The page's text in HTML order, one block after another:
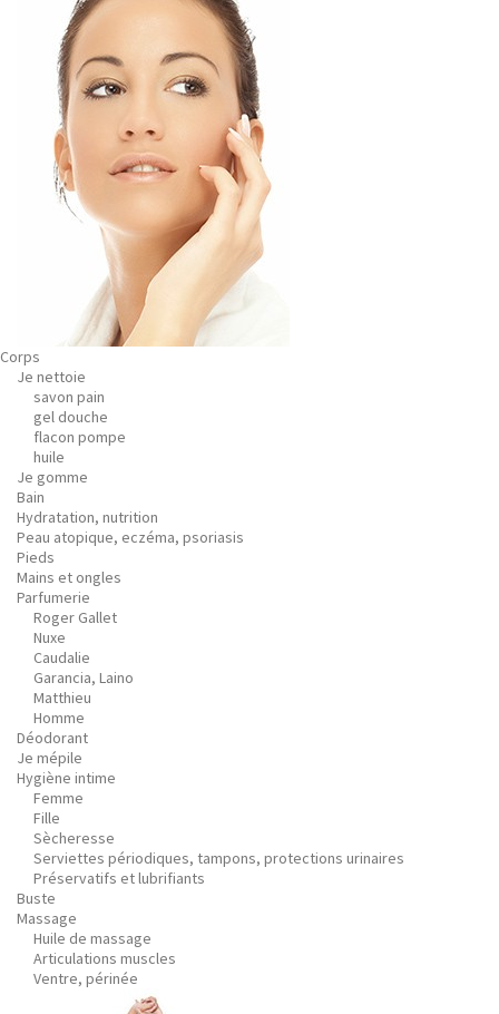
Corps
Je nettoie
savon pain
gel douche
flacon pompe
huile
Je gomme
Bain
Hydratation, nutrition
Peau atopique, eczéma, psoriasis
Pieds
Mains et ongles
Parfumerie
Roger Gallet
Nuxe
Caudalie
Garancia, Laino
Matthieu
Homme
Déodorant
Je mépile
Hygiène intime
Femme
Fille
Sècheresse
Serviettes périodiques, tampons, protections urinaires
Préservatifs et lubrifiants
Buste
Massage
Huile de massage
Articulations muscles
Ventre, périnée